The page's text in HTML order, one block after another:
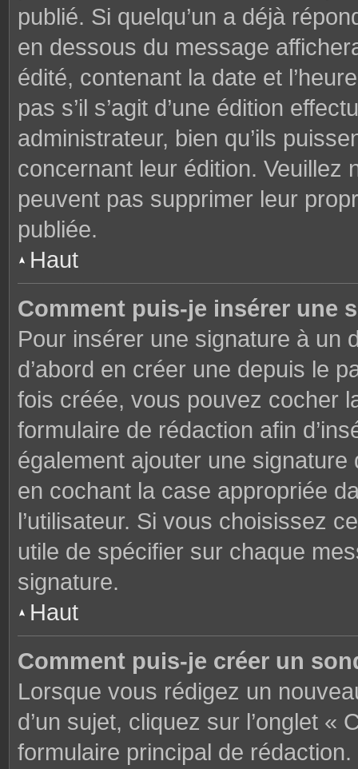
publié. Si quelqu’un a déjà
en dessous du message
édité, contenant la date et
pas s’il s’agit d’une édition
administrateur, bien qu’ils
concernant leur édition. Veuillez
peuvent pas supprimer leur
publiée.
Haut
Comment puis-je insérer une
Pour insérer une signature à un
d’abord en créer une depuis le
fois créée, vous pouvez cocher
formulaire de rédaction afin
également ajouter une
en cochant la case appropriée
l’utilisateur. Si vous choisissez
utile de spécifier sur chaque
signature.
Haut
Comment puis-je créer un
Lorsque vous rédigez un
d’un sujet, cliquez sur l’onglet
formulaire principal de